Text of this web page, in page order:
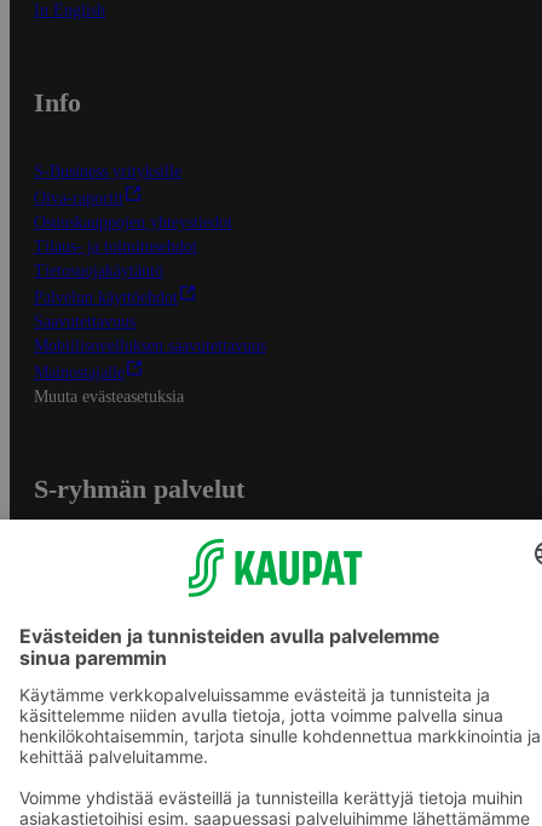
In English
Info
S-Business yrityksille
Oiva-raportit
Osuuskauppojen yhteystiedot
Tilaus- ja toimitusehdot
Tietosuojakäytäntö
Palvelun käyttöehdot
Saavutettavuus
Mobiilisovelluksen saavutettavuus
Mainostajalle
Muuta evästeasetuksia
S-ryhmän palvelut
S-ostoslista -sovellus
Prisma.fi
Sokos.fi
S-Pankki
Yhteishyvä
Sokos Hotels
Raflaamo